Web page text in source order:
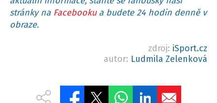
stránky na Facebookua budete 24 hodin denně v
obraze.
zdroj: iSport.cz
autor: Ludmila Zelenková